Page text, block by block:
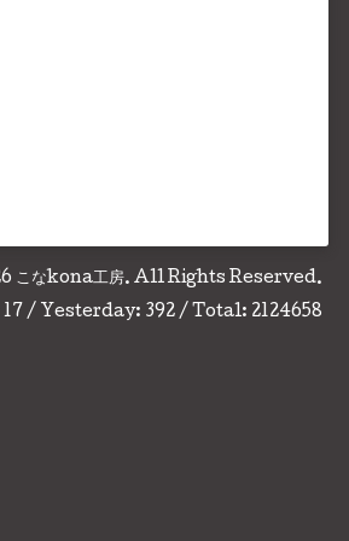
こなkona工房. All Rights Reserved.
17 / Yesterday: 392 / Total: 2124658